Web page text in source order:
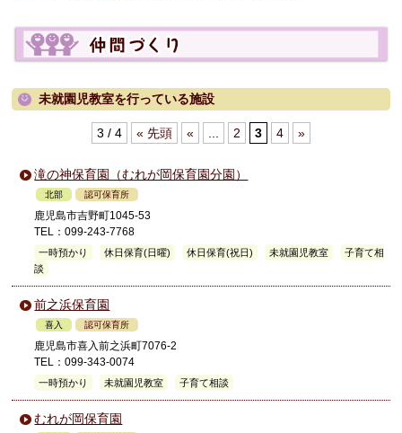
未就園児教室を行っている施設
3 / 4 « 先頭 « ... 2 3 4 »
滝の神保育園（むれが岡保育園分園）
北部 認可保育所
鹿児島市吉野町1045-53
TEL：099-243-7768
一時預かり 休日保育(日曜) 休日保育(祝日) 未就園児教室
子育て相
談
前之浜保育園
喜入 認可保育所
鹿児島市喜入前之浜町7076-2
TEL：099-343-0074
一時預かり 未就園児教室 子育て相談
むれが岡保育園